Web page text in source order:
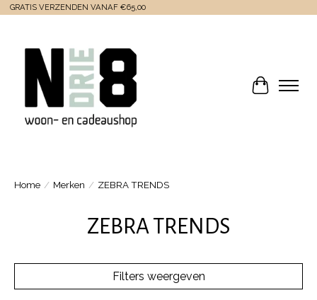
GRATIS VERZENDEN VANAF €65,00
Home / Merken / ZEBRA TRENDS
ZEBRA TRENDS
Filters weergeven